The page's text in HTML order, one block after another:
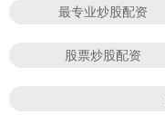
最专业炒股配资
股票炒股配资